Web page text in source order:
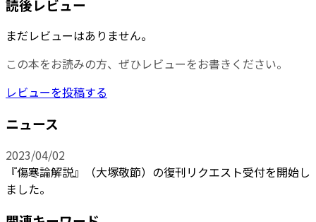
読後レビュー
まだレビューはありません。
この本をお読みの方、ぜひレビューをお書きください。
レビューを投稿する
ニュース
2023/04/02
『傷寒論解説』（大塚敬節）の復刊リクエスト受付を開始し
ました。